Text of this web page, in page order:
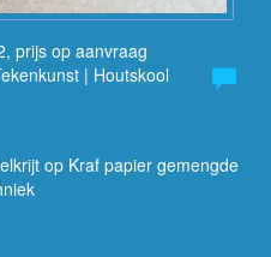
prijs op aanvraag
| Houtskool
op Kraf papier gemengde